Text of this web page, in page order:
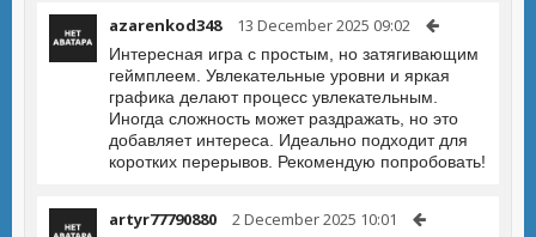
azarenkod348 13 December 2025 09:02
Интересная игра с простым, но затягивающим
геймплеем. Увлекательные уровни и яркая
графика делают процесс увлекательным.
Иногда сложность может раздражать, но это
добавляет интереса. Идеально подходит для
коротких перерывов. Рекомендую попробовать!
artyr77790880 2 December 2025 10:01